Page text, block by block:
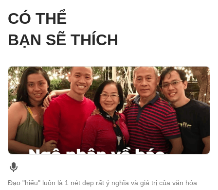
CÓ THỂ
BẠN SẼ THÍCH
Đạo "hiếu" luôn là 1 nét đẹp rất ý nghĩa và giá trị của văn hóa